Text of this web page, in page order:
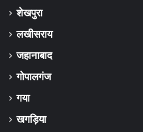
शेखपुरा
लखीसराय
जहानाबाद
गोपालगंज
गया
खगड़िया